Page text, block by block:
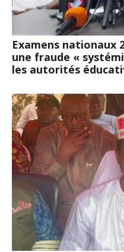
Examens nationaux
une fraude «
les autorités